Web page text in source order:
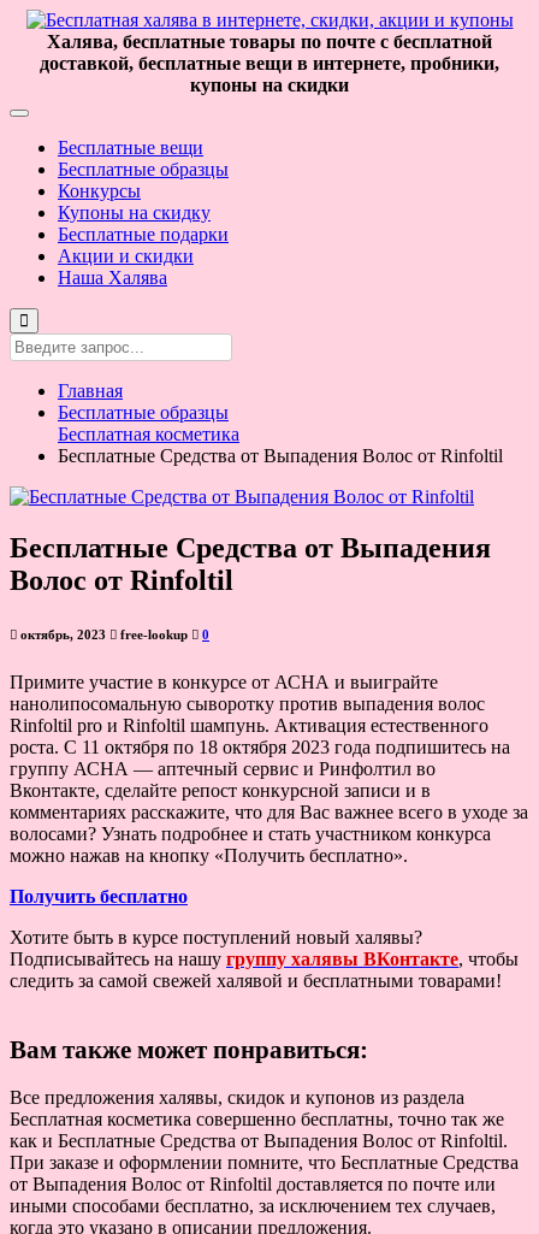
Халява, бесплатные товары по почте с бесплатной
доставкой, бесплатные вещи в интернете, пробники,
купоны на скидки
Бесплатные вещи
Бесплатные образцы
Конкурсы
Купоны на скидку
Бесплатные подарки
Акции и скидки
Наша Халява
Главная
Бесплатные образцы
Бесплатная косметика
Бесплатные Средства от Выпадения Волос от Rinfoltil
Бесплатные Средства от Выпадения
Волос от Rinfoltil
октябрь, 2023 free-lookup 0
Примите участие в конкурсе от АСНА и выиграйте
нанолипосомальную сыворотку против выпадения волос
Rinfoltil pro и Rinfoltil шампунь. Активация естественного
роста. С 11 октября по 18 октября 2023 года подпишитесь на
группу АСНА — аптечный сервис и Ринфолтил во
Вконтакте, сделайте репост конкурсной записи и в
комментариях расскажите, что для Вас важнее всего в уходе за
волосами? Узнать подробнее и стать участником конкурса
можно нажав на кнопку «Получить бесплатно».
Получить бесплатно
Хотите быть в курсе поступлений новый халявы?
Подписывайтесь на нашу группу халявы ВКонтакте, чтобы
следить за самой свежей халявой и бесплатными товарами!
Вам также может понравиться:
Все предложения халявы, скидок и купонов из раздела
Бесплатная косметика совершенно бесплатны, точно так же
как и Бесплатные Средства от Выпадения Волос от Rinfoltil.
При заказе и оформлении помните, что Бесплатные Средства
от Выпадения Волос от Rinfoltil доставляется по почте или
иными способами бесплатно, за исключением тех случаев,
когда это указано в описании предложения.